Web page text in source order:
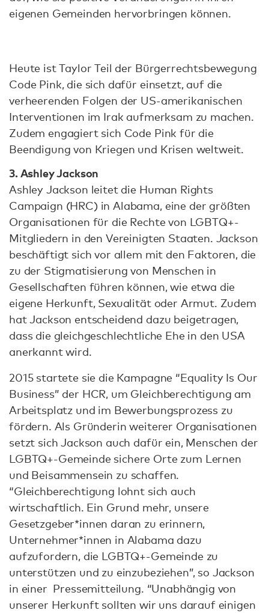
eigenen Gemeinden hervorbringen können.
Heute ist Taylor Teil der Bürgerrechtsbewegung
Code Pink, die sich dafür einsetzt, auf die
verheerenden Folgen der US-amerikanischen
Interventionen im Irak aufmerksam zu machen.
Zudem engagiert sich Code Pink für die
Beendigung von Kriegen und Krisen weltweit.
3. Ashley Jackson
Ashley Jackson leitet die Human Rights
Campaign (HRC) in Alabama, eine der größten
Organisationen für die Rechte von LGBTQ+-
Mitgliedern in den Vereinigten Staaten. Jackson
beschäftigt sich vor allem mit den Faktoren, die
zu der Stigmatisierung von Menschen in
Gesellschaften führen können, wie etwa die
eigene Herkunft, Sexualität oder Armut. Zudem
hat Jackson entscheidend dazu beigetragen,
dass die gleichgeschlechtliche Ehe in den USA
anerkannt wird.
2015 startete sie die Kampagne “Equality Is Our
Business” der HCR, um Gleichberechtigung am
Arbeitsplatz und im Bewerbungsprozess zu
fördern. Als Gründerin weiterer Organisationen
setzt sich Jackson auch dafür ein, Menschen der
LGBTQ+-Gemeinde sichere Orte zum Lernen
und Beisammensein zu schaffen.
“Gleichberechtigung lohnt sich auch
wirtschaftlich. Ein Grund mehr, unsere
Gesetzgeber*innen daran zu erinnern,
Unternehmer*innen in Alabama dazu
aufzufordern, die LGBTQ+-Gemeinde zu
unterstützen und zu einzubeziehen”, so Jackson
in einer Pressemitteilung. “Unabhängig von
unserer Herkunft sollten wir uns darauf einigen